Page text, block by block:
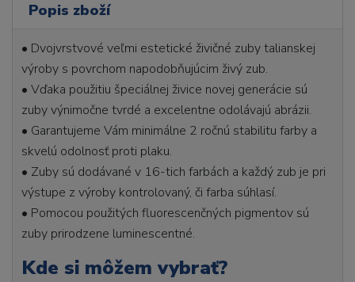
Popis zboží
• Dvojvrstvové veľmi estetické živičné zuby talianskej
výroby s povrchom napodobňujúcim živý zub.
• Vďaka použitiu špeciálnej živice novej generácie sú
zuby výnimočne tvrdé a excelentne odolávajú abrázii.
• Garantujeme Vám minimálne 2 ročnú stabilitu farby a
skvelú odolnosť proti plaku.
• Zuby sú dodávané v 16-tich farbách a každý zub je pri
výstupe z výroby kontrolovaný, či farba súhlasí.
• Pomocou použitých fluorescenčných pigmentov sú
zuby prirodzene luminescentné.
Kde si môžem vybrať?